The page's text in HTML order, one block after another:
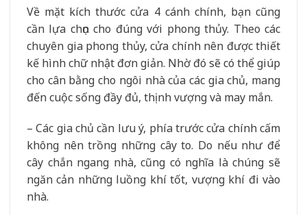
Về mặt kích thước cửa 4 cánh chính, bạn cũng
cần lựa chọn cho đúng với phong thủy. Theo các
chuyên gia phong thủy, cửa chính nên được thiết
kế hình chữ nhật đơn giản. Nhờ đó sẽ có thể giúp
cho cân bằng cho ngôi nhà của các gia chủ, mang
đến cuộc sống đầy đủ, thịnh vượng và may mắn.
– Các gia chủ cần lưu ý, phía trước cửa chính cấm
không nên trồng những cây to. Do nếu như để
cây chắn ngang nhà, cũng có nghĩa là chúng sẽ
ngăn cản những luồng khí tốt, vượng khí đi vào
nhà.